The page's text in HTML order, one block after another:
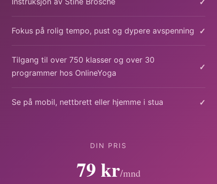
Fokus på rolig tempo, pust og dypere avspenning ✓
Tilgang til over 750 klasser og over 30
programmer hos OnlineYoga
✓
Se på mobil, nettbrett eller hjemme i stua ✓
DIN PRIS
79 kr/mnd